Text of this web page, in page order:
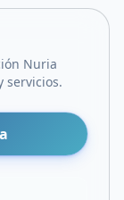
Nuria
servicios.